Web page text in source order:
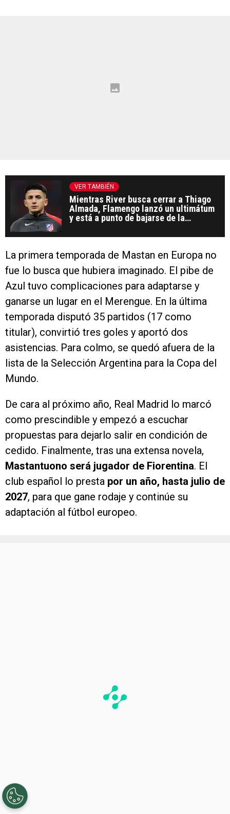
VER TAMBIÉN
Mientras River busca cerrar a Thiago
Almada, Flamengo lanzó un ultimátum
y está a punto de bajarse de la
La primera temporada de Mastan en Europa no
fue lo busca que hubiera imaginado. El pibe de
Azul tuvo complicaciones para adaptarse y
ganarse un lugar en el Merengue. En la última
temporada disputó 35 partidos (17 como
titular), convirtió tres goles y aportó dos
asistencias. Para colmo, se quedó afuera de la
lista de la Selección Argentina para la Copa del
Mundo.
De cara al próximo año, Real Madrid lo marcó
como prescindible y empezó a escuchar
propuestas para dejarlo salir en condición de
cedido. Finalmente, tras una extensa novela,
Mastantuono será jugador de Fiorentina. El
club español lo presta por un año, hasta julio de
2027, para que gane rodaje y continúe su
adaptación al fútbol europeo.